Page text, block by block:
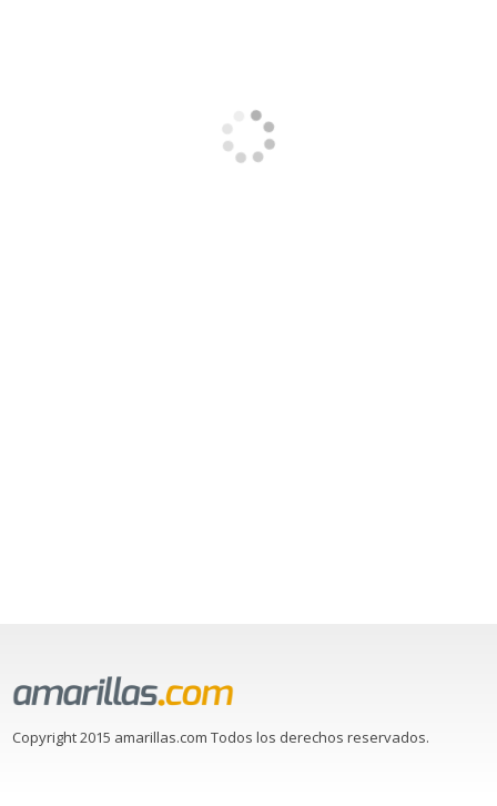
Copyright 2015 amarillas.com Todos los derechos reservados.